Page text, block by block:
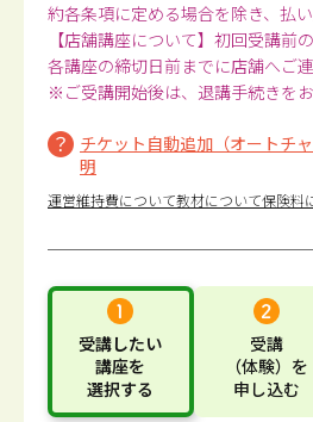
約各条項に定める場合を除き、払
【店舗講座について】初回受講前
各講座の締切日前までに店舗へご連
※ご受講開始後は、退講手続きをお
チケット自動追加（オートチ
明
運営維持費について教材について保険料
受講したい
講座を
選択する
受講
（体験） を
申し込む